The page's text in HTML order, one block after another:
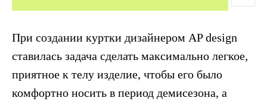
При создании куртки дизайнером AP design
ставилась задача сделать максимально легкое,
приятное к телу изделие, чтобы его было
комфортно носить в период демисезона, а